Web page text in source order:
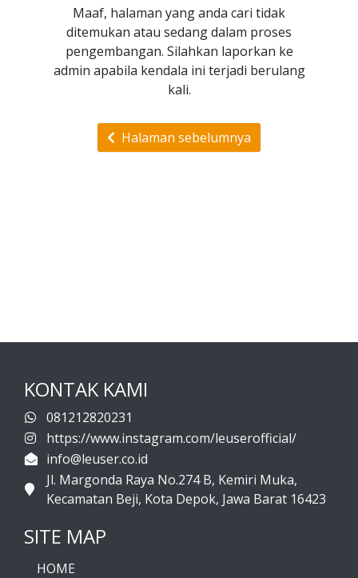
Maaf, halaman yang anda cari tidak
ditemukan atau sedang dalam proses
pengembangan. Silahkan laporkan ke
admin apabila kendala ini terjadi berulang
kali.
Halaman sebelumnya
KONTAK KAMI
081212820231
https://www.instagram.com/leuserofficial/
info@leuser.co.id
Jl. Margonda Raya No.274 B, Kemiri Muka,
Kecamatan Beji, Kota Depok, Jawa Barat 16423
SITE MAP
HOME